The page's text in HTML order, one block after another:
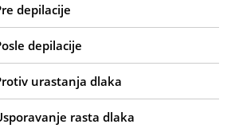
depilacije
depilacije
urastanja dlaka
rasta dlaka